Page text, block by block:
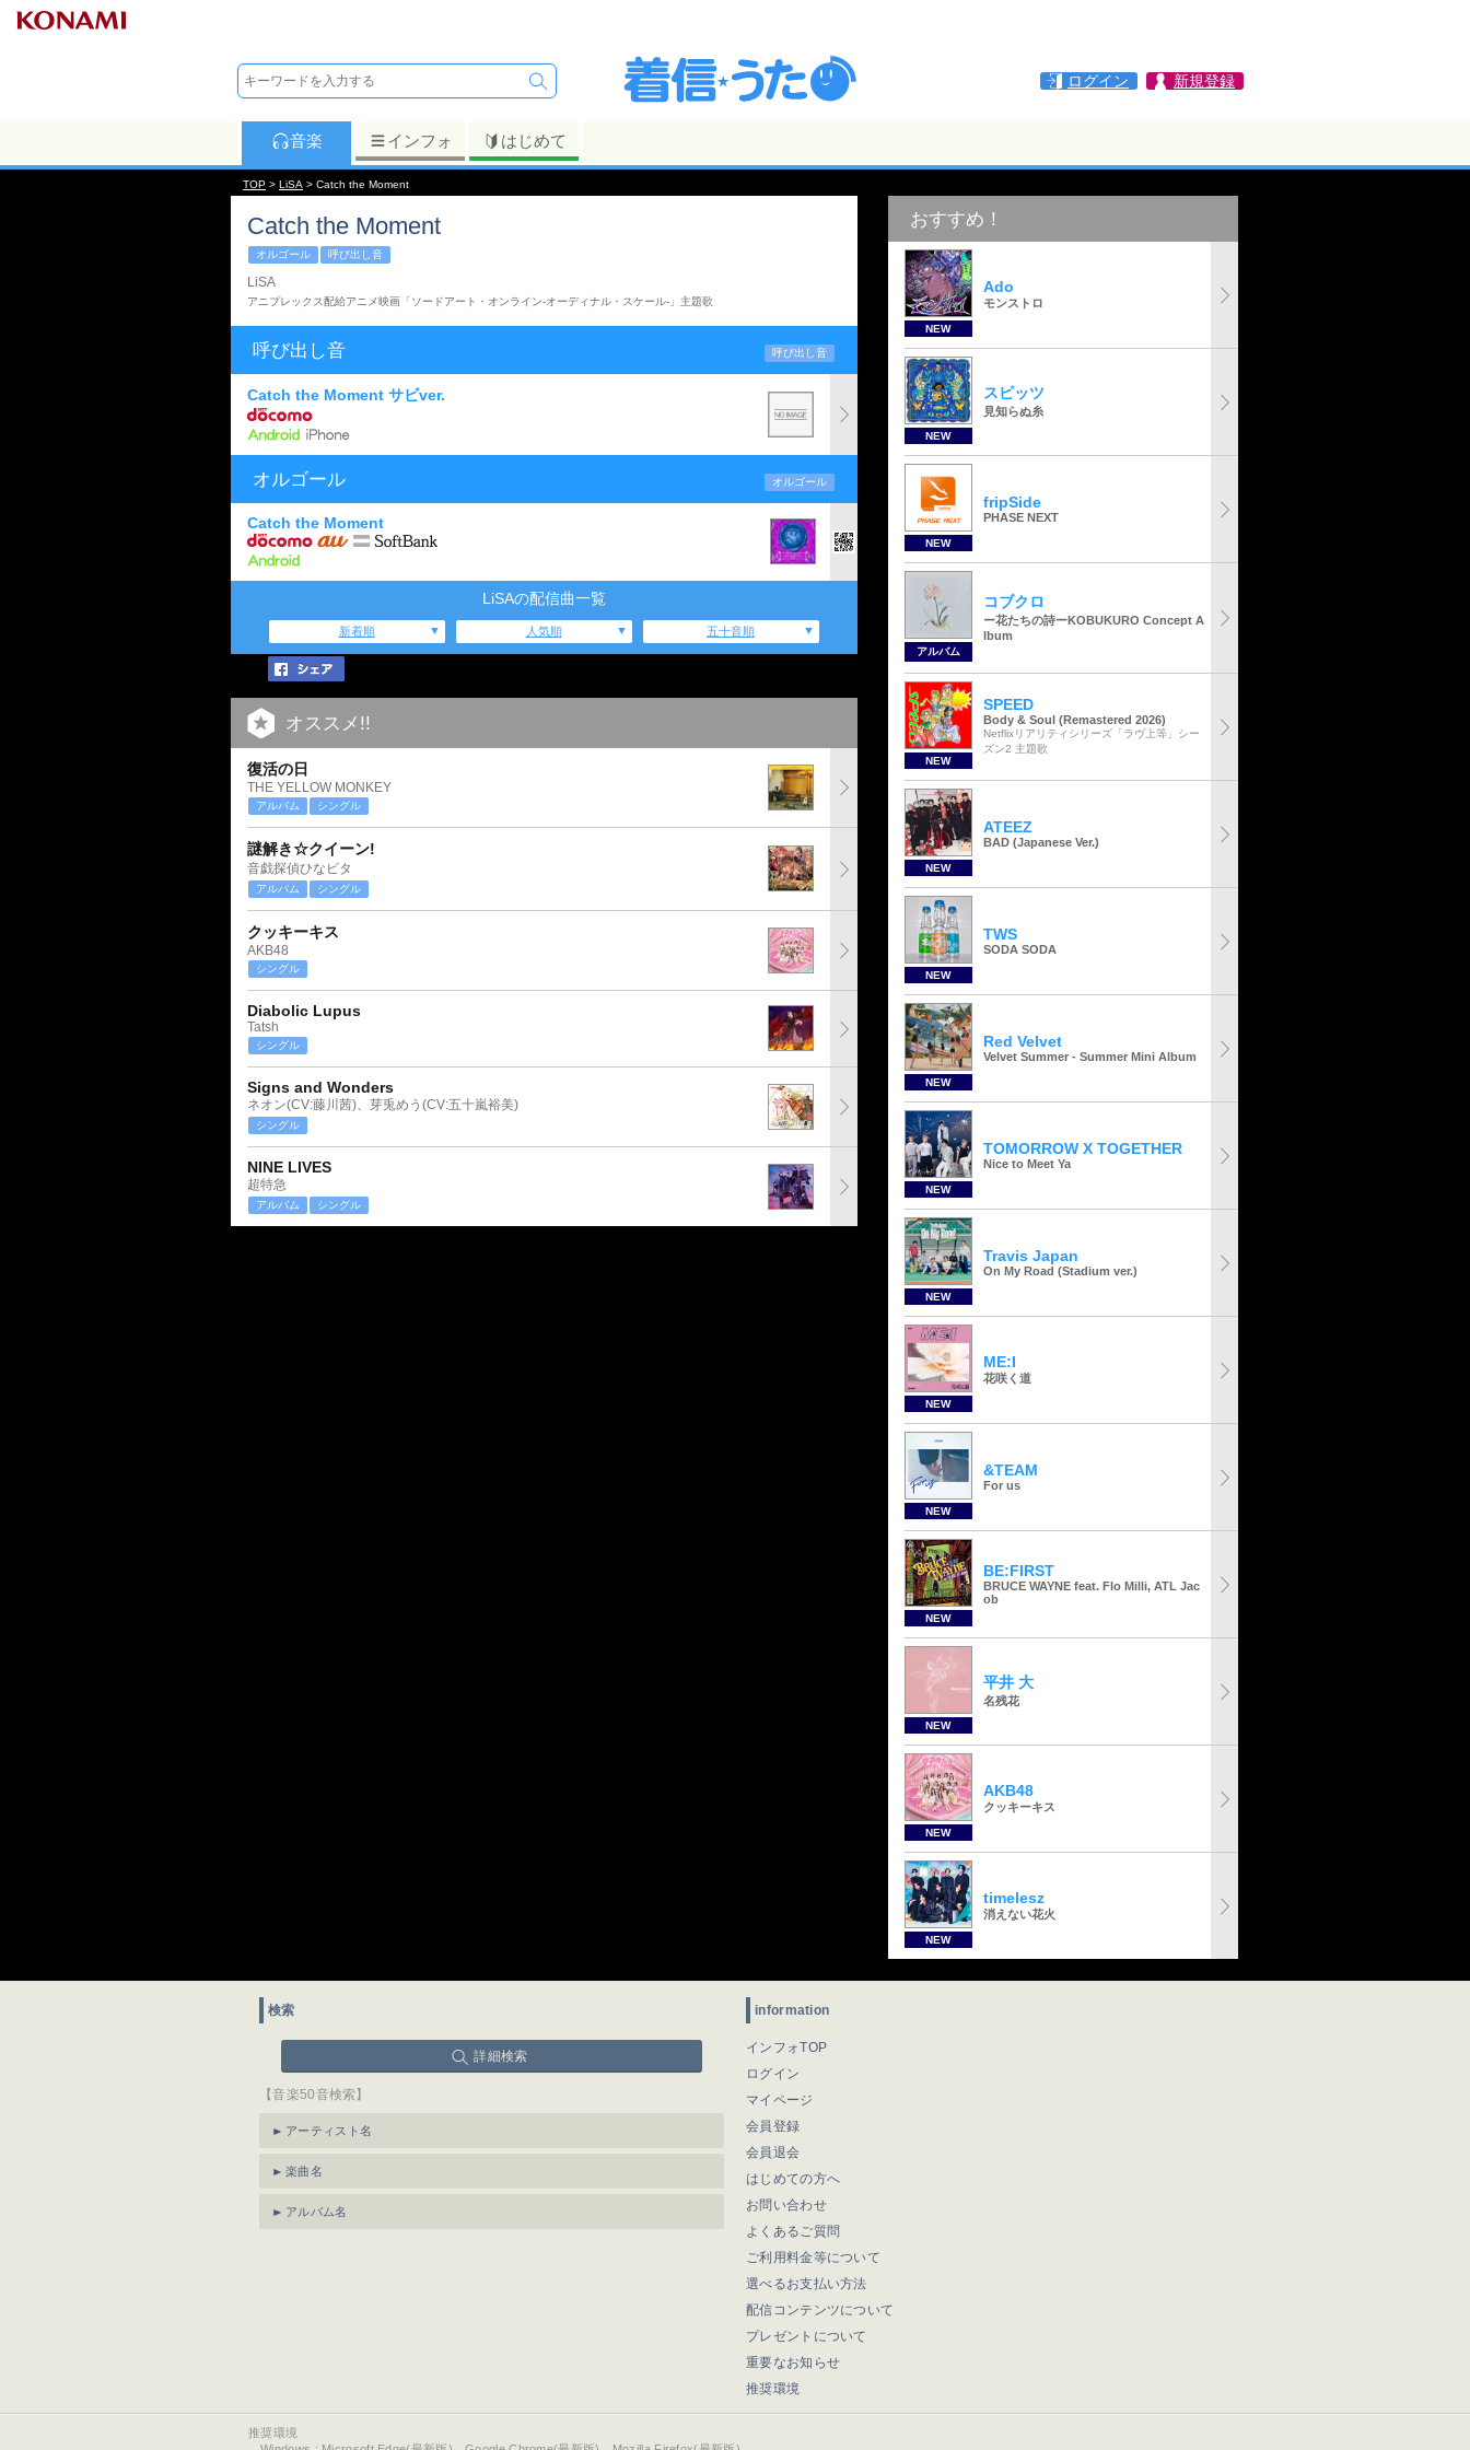
ログイン 新規登録
音楽 インフォ はじめて
TOP > LiSA > Catch the Moment
Catch the Moment
オルゴール 呼び出し音
LiSA
アニプレックス配給アニメ映画「ソードアート・オンライン-オーディナル・スケール-」主題歌
呼び出し音 呼び出し音
Catch the Moment サビver.
オルゴール オルゴール
Catch the Moment
LiSAの配信曲一覧
新着順 人気順 五十音順
オススメ!!
復活の日
THE YELLOW MONKEY
アルバム シングル
謎解き☆クイーン!
音戯探偵ひなビタ
アルバム シングル
クッキーキス
AKB48
シングル
Diabolic Lupus
Tatsh
シングル
Signs and Wonders
ネオン(CV:藤川茜)、芽兎めう(CV:五十嵐裕美)
シングル
NINE LIVES
超特急
アルバム シングル
おすすめ！
NEW
Ado
モンストロ
NEW
スピッツ
見知らぬ糸
NEW
fripSide
PHASE NEXT
アルバム
コブクロ
ー花たちの詩ーKOBUKURO Concept A
lbum
NEW
SPEED
Body & Soul (Remastered 2026)
Netflixリアリティシリーズ「ラヴ上等」シー
ズン2 主題歌
NEW
ATEEZ
BAD (Japanese Ver.)
NEW
TWS
SODA SODA
NEW
Red Velvet
Velvet Summer - Summer Mini Album
NEW
TOMORROW X TOGETHER
Nice to Meet Ya
NEW
Travis Japan
On My Road (Stadium ver.)
NEW
ME:I
花咲く道
NEW
&TEAM
For us
NEW
BE:FIRST
BRUCE WAYNE feat. Flo Milli, ATL Jac
ob
NEW
平井 大
名残花
NEW
AKB48
クッキーキス
NEW
timelesz
消えない花火
検索
詳細検索
【音楽50音検索】
アーティスト名
楽曲名
アルバム名
information
インフォTOP
ログイン
マイページ
会員登録
会員退会
はじめての方へ
お問い合わせ
よくあるご質問
ご利用料金等について
選べるお支払い方法
配信コンテンツについて
プレゼントについて
重要なお知らせ
推奨環境
推奨環境